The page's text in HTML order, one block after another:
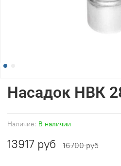
Наличие: В наличии
Насадок НВК
13917 руб 16700 руб